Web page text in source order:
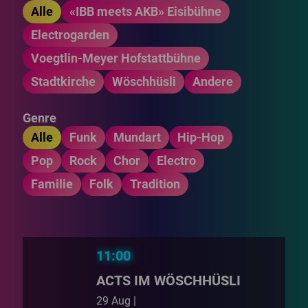
Alle
«IBB meets AKB» Eisibühne
Electrogarden
Voegtlin-Meyer Hofstattbühne
Stadtkirche
Wöschhüsli Andere
Genre
Alle
Funk Mundart
Hip-Hop
Pop
Rock Chor
Electro
Familie
Folk Tradition
11:00
ACTS IM WÖSCHHÜSLI
29 Aug |